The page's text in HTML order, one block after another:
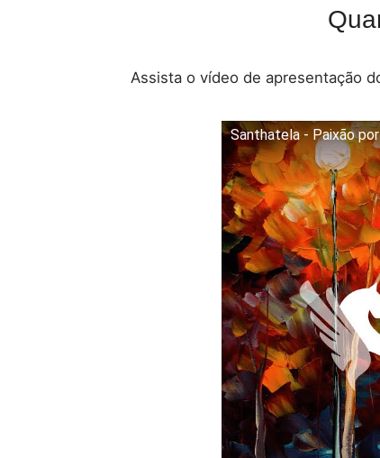
Assista o vídeo de apresentação
Santhatela - Paixão